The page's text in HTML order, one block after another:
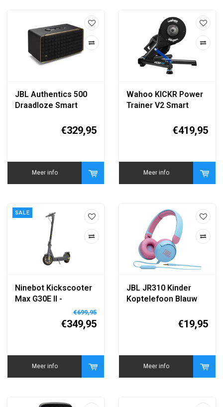
JBL Authentics 500
Draadloze Smart
€329,95
Meer info
Wahoo KICKR Power
Trainer V2 Smart
(WFBKTR116)€419,95
Meer info
SALE
Ninebot Kickscooter
Max G30E II -
Elektrische Step voor
Volwassenen -
Ninebot Elektrische
Bereik
€699,95
€349,95
Meer info
JBL JR310 Kinder
Koptelefoon Blauw
€19,95
Meer info